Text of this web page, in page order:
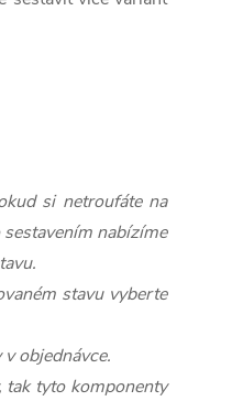
si netroufáte na
nabízíme
stavu vyberte
objednávce.
tak tyto komponenty